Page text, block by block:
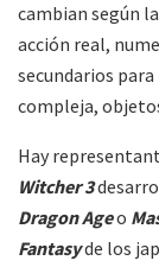
cambian según
acción real,
secundarios
compleja,
Hay
Witcher 3
Dragon Ageo
Fantasyde los